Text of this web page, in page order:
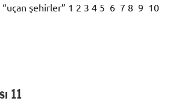
“uçan şehirler” 1 2 3 4 5 6 7 8 9 10
11